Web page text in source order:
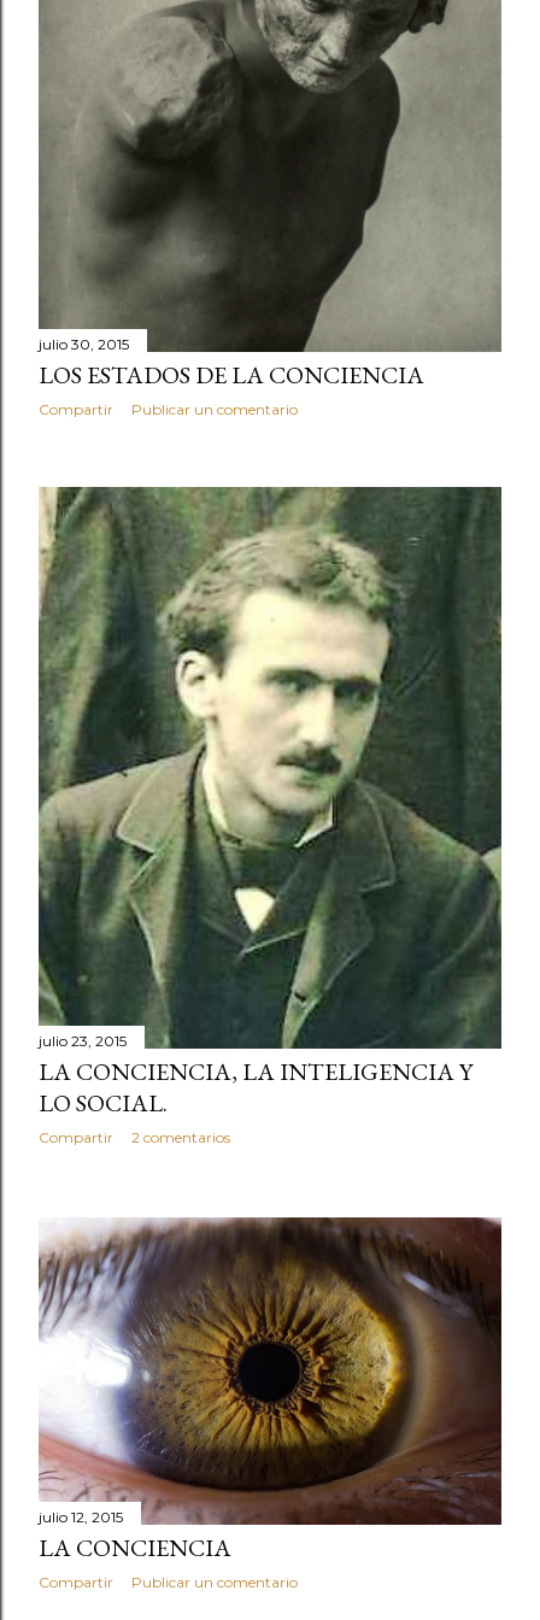
julio 30, 2015
LOS ESTADOS DE LA CONCIENCIA
Compartir Publicar un comentario
julio 23, 2015
LA CONCIENCIA, LA INTELIGENCIA Y
LO SOCIAL.
Compartir 2 comentarios
julio 12, 2015
LA CONCIENCIA
Compartir Publicar un comentario